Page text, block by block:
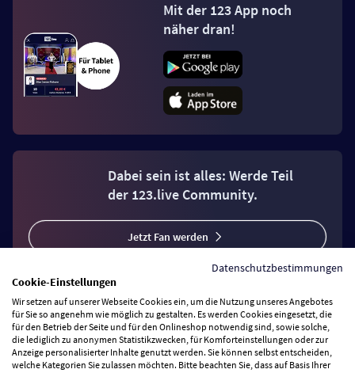
Mit der 123 App noch
näher dran!
Dabei sein ist alles: Werde Teil
der 123.live Community.
Jetzt Fan werden
Vertrag widerrufen
Datenschutzbestimmungen
Cookie-Einstellungen
Wir setzen auf unserer Webseite Cookies ein, um die Nutzung unseres Angebotes
für Sie so angenehm wie möglich zu gestalten. Es werden Cookies eingesetzt, die
für den Betrieb der Seite und für den Onlineshop notwendig sind, sowie solche,
die lediglich zu anonymen Statistikzwecken, für Komforteinstellungen oder zur
Anzeige personalisierter Inhalte genutzt werden. Sie können selbst entscheiden,
welche Kategorien Sie zulassen möchten. Bitte beachten Sie, dass auf Basis Ihrer